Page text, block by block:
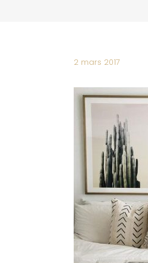
2 mars 2017